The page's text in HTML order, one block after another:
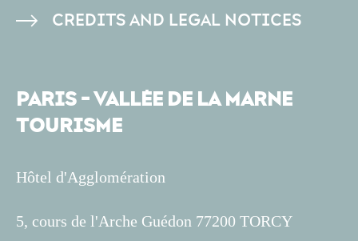
CREDITS AND LEGAL NOTICES
PARIS - VALLÉE DE LA MARNE
TOURISME
Hôtel d'Agglomération
5, cours de l'Arche Guédon 77200 TORCY